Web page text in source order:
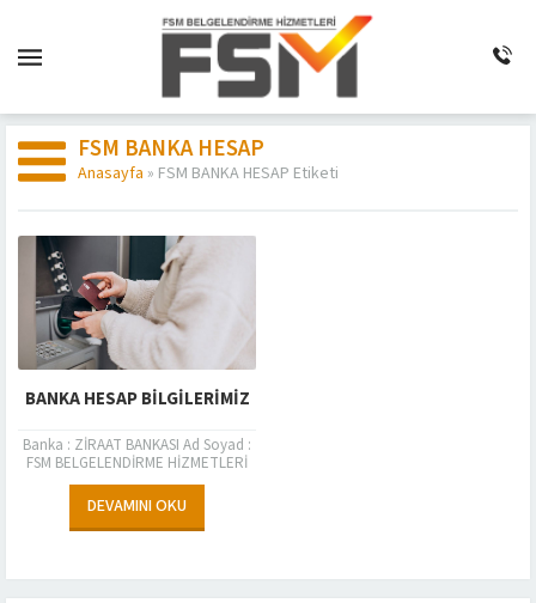
FSM BANKA HESAP
Anasayfa » FSM BANKA HESAP Etiketi
BANKA HESAP BİLGİLERİMİZ
Banka : ZİRAAT BANKASI Ad Soyad :
FSM BELGELENDİRME HİZMETLERİ
TİC.LTD.ŞTİ. Iban No :TR 14 0001
0025 1382 4055 34...
DEVAMINI OKU